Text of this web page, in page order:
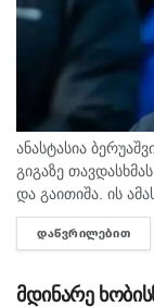
ანასტასია
გიგაზე
და გაითიშა. ის
იცოდა, - ამის
ავალიანის...
ᲓᲐᲬᲕᲠᲘᲚᲔᲑᲘᲗ
მდინარე